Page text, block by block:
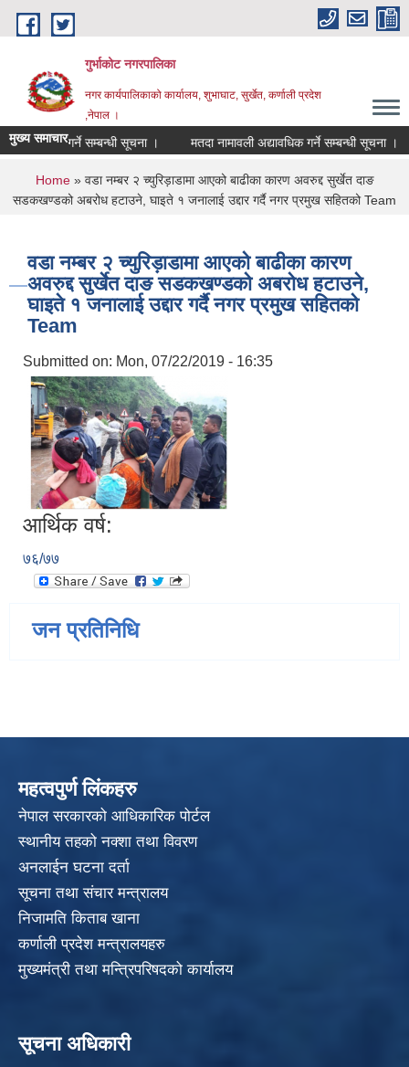
Skip to main content
गुर्भाकोट नगरपालिका
नगर कार्यपालिकाको कार्यालय, शुभाघाट, सुर्खेत, कर्णाली प्रदेश
,नेपाल ।
मुख्य समाचार
पेश गर्ने सम्बन्धी सूचना । मतदा नामावली अद्यावधिक गर्ने सम्बन्धी सूचना ।
You are here
Home» वडा नम्बर २ च्युरिड़ाडामा आएको बाढीका कारण अवरुद्द सुर्खेत दाङ
सडकखण्डको अबरोध हटाउने, घाइते १ जनालाई उद्दार गर्दै नगर प्रमुख सहितको Team
वडा नम्बर २ च्युरिड़ाडामा आएको बाढीका कारण
अवरुद्द सुर्खेत दाङ सडकखण्डको अबरोध हटाउने,
घाइते १ जनालाई उद्दार गर्दै नगर प्रमुख सहितको
Team
Submitted on: Mon, 07/22/2019 - 16:35
आर्थिक वर्ष:
७६/७७
जन प्रतिनिधि
महत्वपुर्ण लिंकहरु
नेपाल सरकारको आधिकारिक पोर्टल
स्थानीय तहको नक्शा तथा विवरण
अनलाईन घटना दर्ता
सूचना तथा संचार मन्त्रालय
निजामति किताब खाना
कर्णाली प्रदेश मन्त्रालयहरु
मुख्यमंत्री तथा मन्त्रिपरिषदको कार्यालय
सूचना अधिकारी